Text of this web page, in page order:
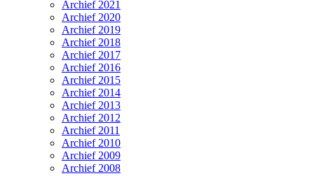
Archief 2021
Archief 2020
Archief 2019
Archief 2018
Archief 2017
Archief 2016
Archief 2015
Archief 2014
Archief 2013
Archief 2012
Archief 2011
Archief 2010
Archief 2009
Archief 2008